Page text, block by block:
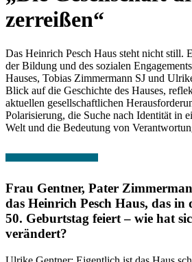
zerreißen“
Das Heinrich Pesch Haus steht nicht still.
der Bildung und des sozialen
Hauses, Tobias Zimmermann SJ und
Blick auf die Geschichte des Hauses,
aktuellen gesellschaftlichen
Polarisierung, die Suche nach Identität in
Welt und die Bedeutung von
Frau Gentner, Pater
das Heinrich Pesch Haus, das in
50. Geburtstag feiert – wie hat
verändert?